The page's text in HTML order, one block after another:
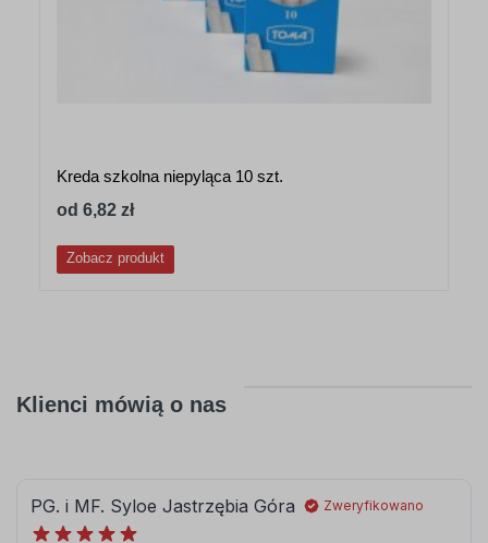
Kreda szkolna niepyląca 10 szt.
od 6,82 zł
Zobacz produkt
Klienci mówią o nas